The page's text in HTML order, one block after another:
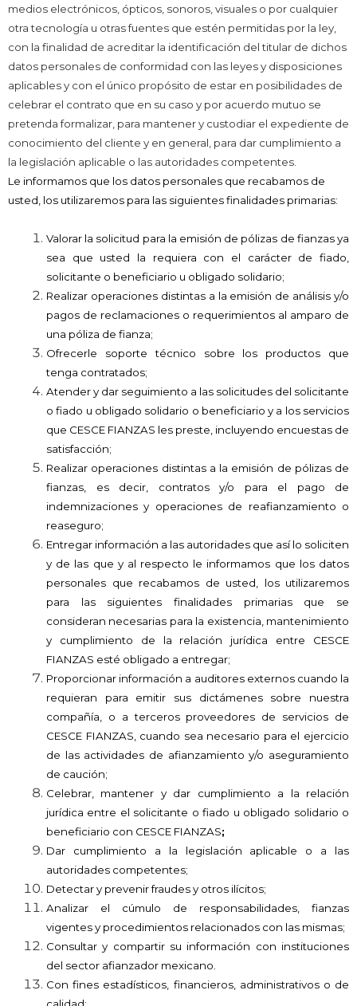
medios electrónicos, ópticos, sonoros, visuales o por cualquier
otra tecnología u otras fuentes que estén permitidas por la ley,
con la finalidad de acreditar la identificación del titular de dichos
datos personales de conformidad con las leyes y disposiciones
aplicables y con el único propósito de estar en posibilidades de
celebrar el contrato que en su caso y por acuerdo mutuo se
pretenda formalizar, para mantener y custodiar el expediente de
conocimiento del cliente y en general, para dar cumplimiento a
la legislación aplicable o las autoridades competentes.
Le informamos que los datos personales que recabamos de
usted, los utilizaremos para las siguientes finalidades primarias:
Valorar la solicitud para la emisión de pólizas de fianzas ya
sea que usted la requiera con el carácter de fiado,
solicitante o beneficiario u obligado solidario;
Realizar operaciones distintas a la emisión de análisis y/o
pagos de reclamaciones o requerimientos al amparo de
una póliza de fianza;
Ofrecerle soporte técnico sobre los productos que
tenga contratados;
Atender y dar seguimiento a las solicitudes del solicitante
o fiado u obligado solidario o beneficiario y a los servicios
que CESCE FIANZAS les preste, incluyendo encuestas de
satisfacción;
Realizar operaciones distintas a la emisión de pólizas de
fianzas, es decir, contratos y/o para el pago de
indemnizaciones y operaciones de reafianzamiento o
reaseguro;
Entregar información a las autoridades que así lo soliciten
y de las que y al respecto le informamos que los datos
personales que recabamos de usted, los utilizaremos
para las siguientes finalidades primarias que se
consideran necesarias para la existencia, mantenimiento
y cumplimiento de la relación jurídica entre CESCE
FIANZAS esté obligado a entregar;
Proporcionar información a auditores externos cuando la
requieran para emitir sus dictámenes sobre nuestra
compañía, o a terceros proveedores de servicios de
CESCE FIANZAS, cuando sea necesario para el ejercicio
de las actividades de afianzamiento y/o aseguramiento
de caución;
Celebrar, mantener y dar cumplimiento a la relación
jurídica entre el solicitante o fiado u obligado solidario o
beneficiario con CESCE FIANZAS;
Dar cumplimiento a la legislación aplicable o a las
autoridades competentes;
Detectar y prevenir fraudes y otros ilícitos;
Analizar el cúmulo de responsabilidades, fianzas
vigentes y procedimientos relacionados con las mismas;
Consultar y compartir su información con instituciones
del sector afianzador mexicano.
Con fines estadísticos, financieros, administrativos o de